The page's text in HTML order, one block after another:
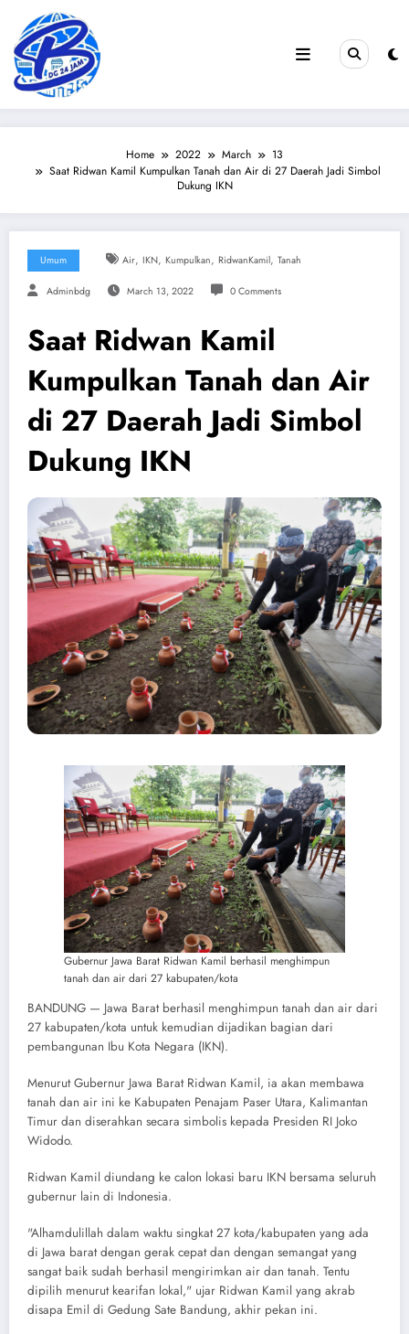
content
Home 2022 March
13
Saat Ridwan Kamil Kumpulkan Tanah dan Air di 27 Daerah Jadi Simbol
Dukung IKN
Umum Air, IKN, Kumpulkan, RidwanKamil, Tanah
Adminbdg March 13, 2022 0 Comments
Saat Ridwan Kamil
Kumpulkan Tanah dan Air
di 27 Daerah Jadi Simbol
Dukung IKN
Gubernur Jawa Barat Ridwan Kamil berhasil menghimpun
tanah dan air dari 27 kabupaten/kota
BANDUNG — Jawa Barat berhasil menghimpun tanah dan air dari
27 kabupaten/kota untuk kemudian dijadikan bagian dari
pembangunan Ibu Kota Negara (IKN).
Menurut Gubernur Jawa Barat Ridwan Kamil, ia akan membawa
tanah dan air ini ke Kabupaten Penajam Paser Utara, Kalimantan
Timur dan diserahkan secara simbolis kepada Presiden RI Joko
Widodo.
Ridwan Kamil diundang ke calon lokasi baru IKN bersama seluruh
gubernur lain di Indonesia.
"Alhamdulillah dalam waktu singkat 27 kota/kabupaten yang ada
di Jawa barat dengan gerak cepat dan dengan semangat yang
sangat baik sudah berhasil mengirimkan air dan tanah. Tentu
dipilih menurut kearifan lokal," ujar Ridwan Kamil yang akrab
disapa Emil di Gedung Sate Bandung, akhir pekan ini.